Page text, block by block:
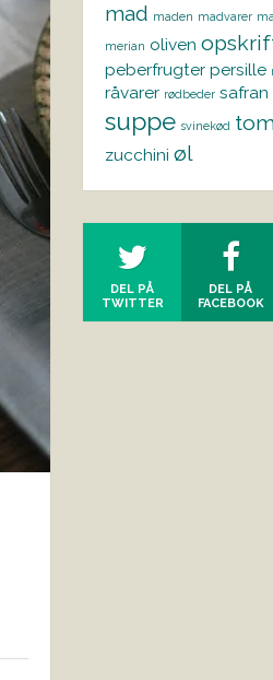
mad maden madvarer
merian oliven
peberfrugter persille
råvarer rødbeder safran
suppe svinekød
zucchini øl
DEL PÅ
TWITTER
DEL PÅ
FACEBOOK